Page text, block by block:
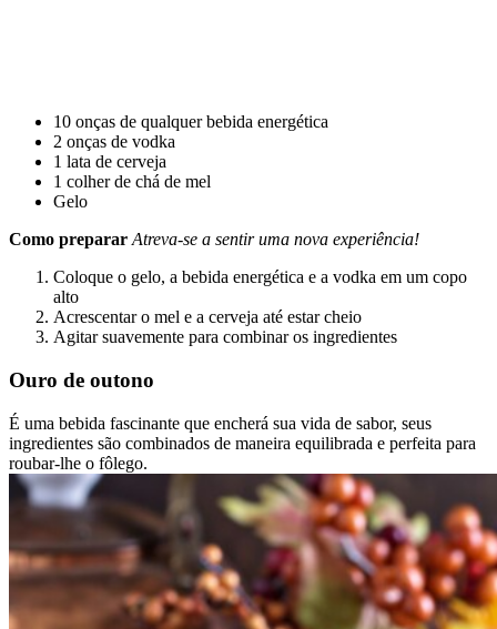
10 onças de qualquer bebida energética
2 onças de vodka
1 lata de cerveja
1 colher de chá de mel
Gelo
Como prepararAtreva-se a sentir uma nova experiência!
Coloque o gelo, a bebida energética e a vodka em um copo
alto
Acrescentar o mel e a cerveja até estar cheio
Agitar suavemente para combinar os ingredientes
Ouro de outono
É uma bebida fascinante que encherá sua vida de sabor, seus
ingredientes são combinados de maneira equilibrada e perfeita para
roubar-lhe o fôlego.